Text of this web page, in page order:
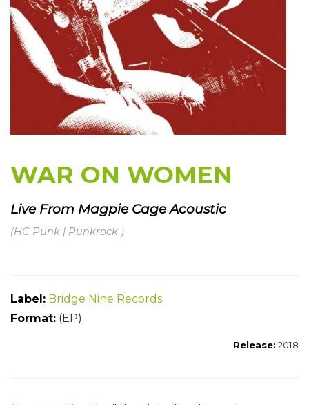
WAR ON WOMEN
Live From Magpie Cage Acoustic
(HC Punk | Punkrock )
Label: Bridge Nine Records
Format: (EP)
Release: 2018